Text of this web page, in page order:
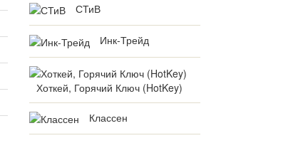
СТиВ
Инк-Трейд
Хоткей, Горячий Ключ (HotKey)
Классен